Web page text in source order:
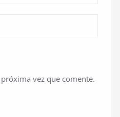
vez que comente.